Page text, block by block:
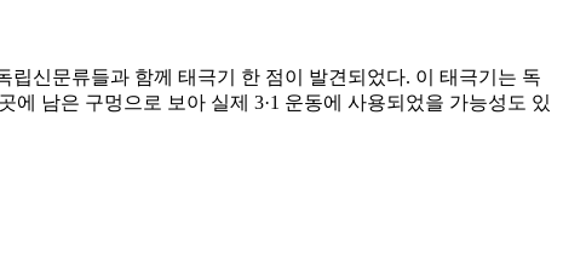
립신문류들과 함께 태극기 한 점이 발견되었다. 이 태극기는 독
남은 구멍으로 보아 실제 3·1 운동에 사용되었을 가능성도 있